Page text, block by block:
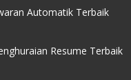
Automatik Terbaik
Resume Terbaik